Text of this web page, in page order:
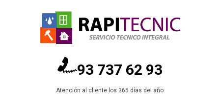
93 737 62 93
Atención al cliente los 365 días del año